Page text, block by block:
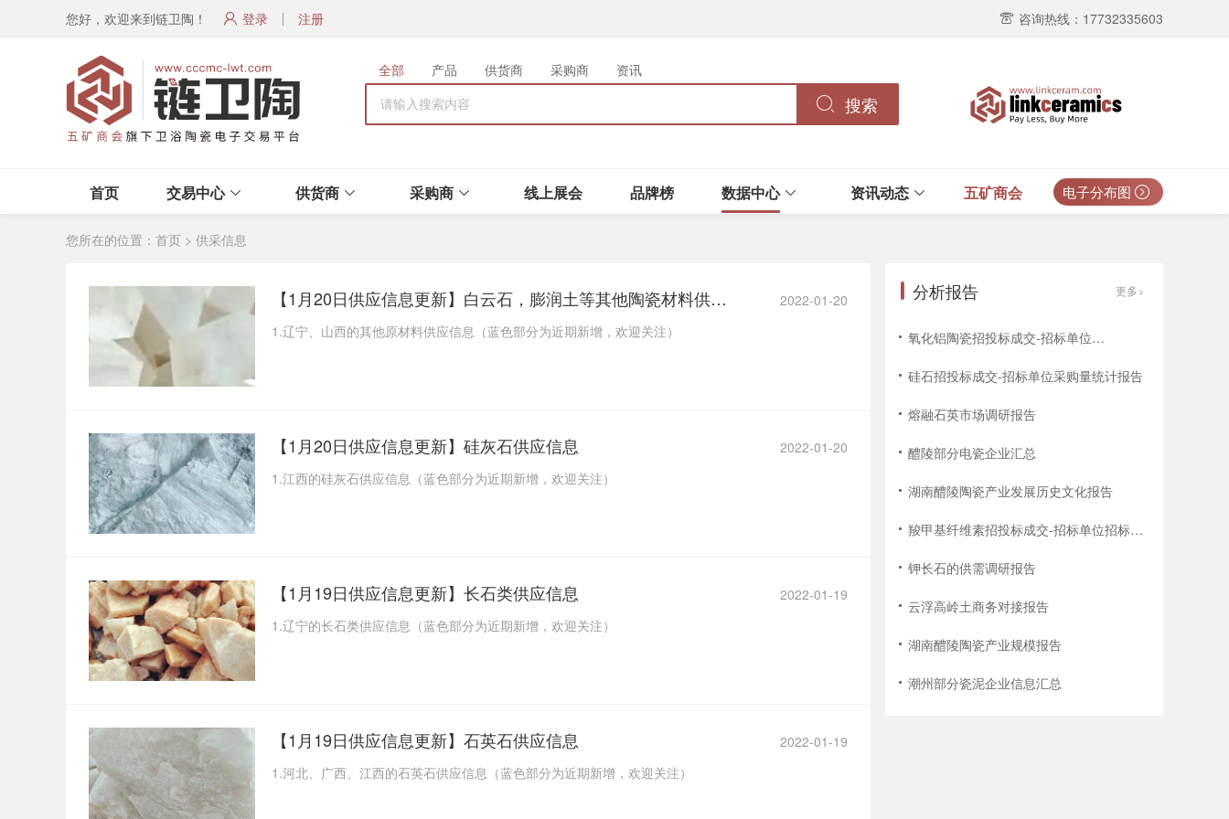
您好，欢迎来到链卫陶！ 登录 注册 咨询热线：17732335603
全部 产品 供货商 采购商
资讯
搜索
首页 交易中心 供货商 采购商 线上展会 品牌榜 数据中心 资讯动态 五矿商会 电子分布图
您所在的位置： 首页 > 供采信息
【1月20日供应信息更新】白云石，膨润土等其他陶瓷材料供应信息
2022-01-20
1.辽宁、山西的其他原材料供应信息（蓝色部分为近期新增，欢迎关注）
【1月20日供应信息更新】硅灰石供应信息
2022-01-20
1.江西的硅灰石供应信息（蓝色部分为近期新增，欢迎关注）
【1月19日供应信息更新】长石类供应信息
2022-01-19
1.辽宁的长石类供应信息（蓝色部分为近期新增，欢迎关注）
【1月19日供应信息更新】石英石供应信息
2022-01-19
1.河北、广西、江西的石英石供应信息（蓝色部分为近期新增，欢迎关注）
分析报告 更多
氧化铝陶瓷招投标成交-招标单位招标次数统计报告
硅石招投标成交-招标单位采购量统计报告
熔融石英市场调研报告
醴陵部分电瓷企业汇总
湖南醴陵陶瓷产业发展历史文化报告
羧甲基纤维素招投标成交-招标单位招标次数统计报告
钾长石的供需调研报告
云浮高岭土商务对接报告
湖南醴陵陶瓷产业规模报告
潮州部分瓷泥企业信息汇总